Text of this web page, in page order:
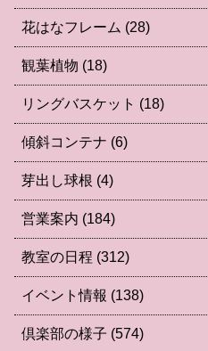
花はなフレーム (28)
観葉植物 (18)
リングバスケット (18)
傾斜コンテナ (6)
芽出し球根 (4)
営業案内 (184)
教室の日程 (312)
イベント情報 (138)
倶楽部の様子 (574)